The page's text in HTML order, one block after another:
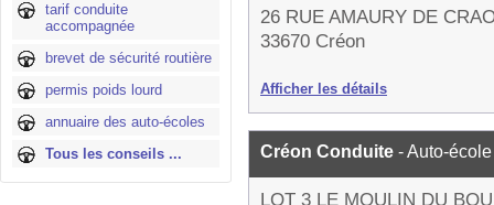
tarif conduite
accompagnée
brevet de sécurité routière
permis poids lourd
annuaire des auto-écoles
Tous les conseils ...
26 RUE AMAURY DE
33670 Créon
Afficher les détails
Créon Conduite - Auto-école
LOT 3 LE MOULIN DU